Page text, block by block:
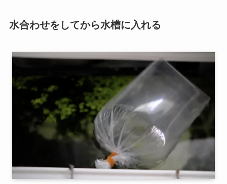
水合わせをしてから水槽に入れる